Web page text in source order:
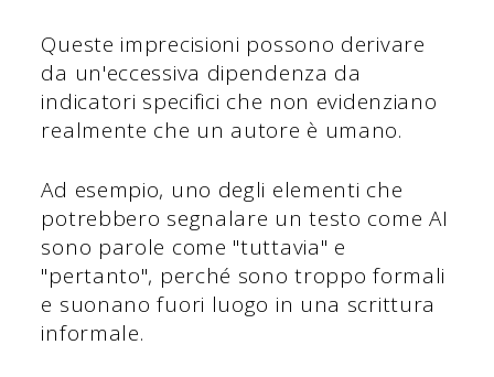
Queste imprecisioni possono derivare
da un'eccessiva dipendenza da
indicatori specifici che non evidenziano
realmente che un autore è umano.
Ad esempio, uno degli elementi che
potrebbero segnalare un testo come AI
sono parole come "tuttavia" e
"pertanto", perché sono troppo formali
e suonano fuori luogo in una scrittura
informale.